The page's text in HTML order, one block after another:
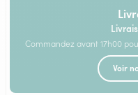
Commandez avant 17h00
Voir